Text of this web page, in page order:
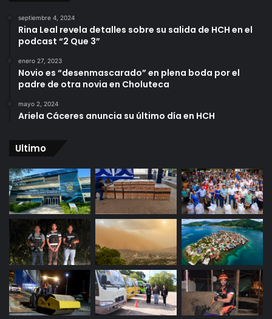
septiembre 4, 2024
Rina Leal revela detalles sobre su salida de HCH en el
podcast “2 Que 3”
enero 27, 2023
Novio es “desenmascarado” en plena boda por el
padre de otra novia en Choluteca
mayo 2, 2024
Ariela Cáceres anuncia su último día en HCH
Ultimo